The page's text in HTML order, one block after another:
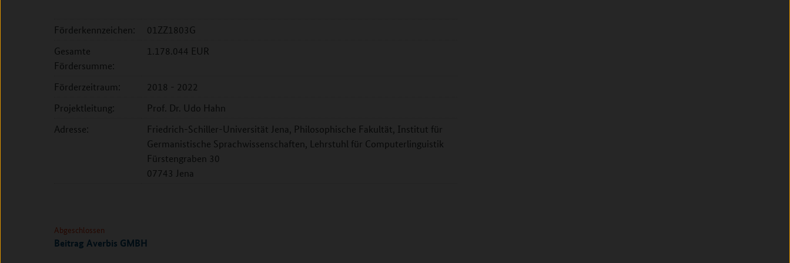
Förderkennzeichen:
01ZZ1803G
Gesamte
Fördersumme:
1.178.044 EUR
Förderzeitraum:
2018 - 2022
Projektleitung:
Prof. Dr. Udo Hahn
Adresse:
Friedrich-Schiller-Universität Jena, Philosophische Fakultät, Institut für
Germanistische Sprachwissenschaften, Lehrstuhl für Computerlinguistik
Fürstengraben 30
07743 Jena
Abgeschlossen
Beitrag Averbis GMBH